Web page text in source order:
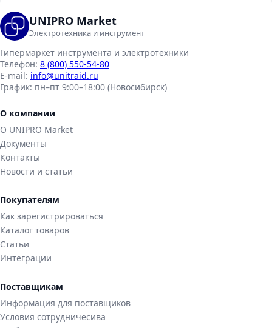
UNIPRO Market
Электротехника и инструмент
Гипермаркет инструмента и электротехники
Телефон: 8 (800) 550-54-80
E-mail: info@unitraid.ru
График: пн–пт 9:00–18:00 (Новосибирск)
О компании
О UNIPRO Market
Документы
Контакты
Новости и статьи
Покупателям
Как зарегистрироваться
Каталог товаров
Статьи
Интеграции
Поставщикам
Информация для поставщиков
Условия сотрудничесива